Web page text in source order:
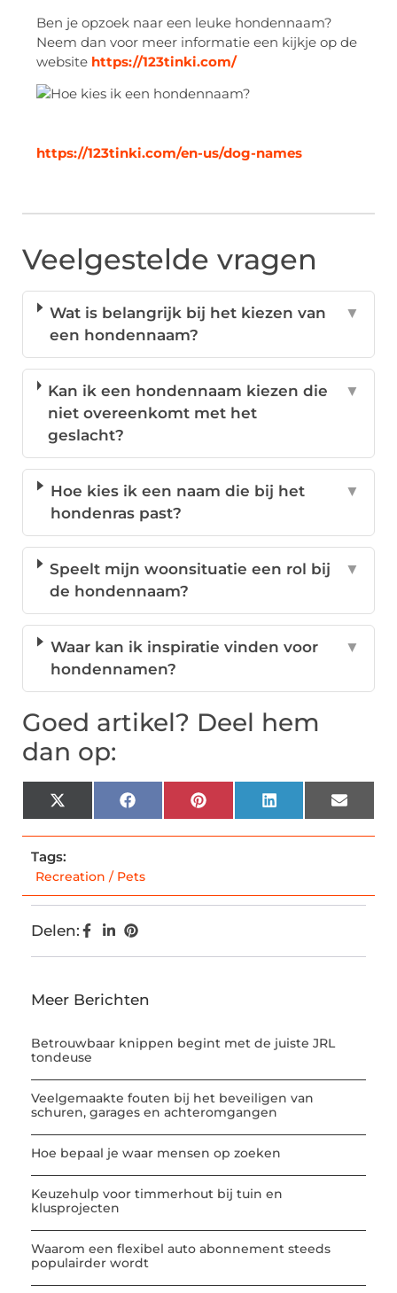
Ben je opzoek naar een leuke hondennaam?
Neem dan voor meer informatie een kijkje op de
website https://123tinki.com/
https://123tinki.com/en-us/dog-names
Veelgestelde vragen
Wat is belangrijk bij het kiezen van
een hondennaam?
▼
Kan ik een hondennaam kiezen die
niet overeenkomt met het
geslacht?
▼
Hoe kies ik een naam die bij het
hondenras past?
▼
Speelt mijn woonsituatie een rol bij
de hondennaam?
▼
Waar kan ik inspiratie vinden voor
hondennamen?
▼
Goed artikel? Deel hem
dan op:
X
(Twitter)
FacebookPinterestLinkedInEmail
Tags:
Recreation / Pets
Delen:
Meer Berichten
Betrouwbaar knippen begint met de juiste JRL
tondeuse
Veelgemaakte fouten bij het beveiligen van
schuren, garages en achteromgangen
Hoe bepaal je waar mensen op zoeken
Keuzehulp voor timmerhout bij tuin en
klusprojecten
Waarom een flexibel auto abonnement steeds
populairder wordt